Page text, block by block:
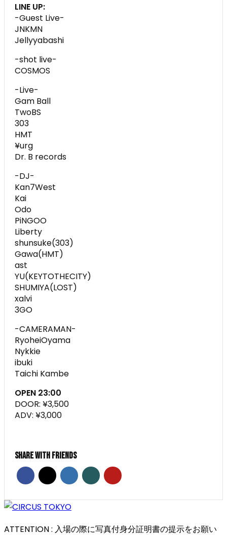
LINE UP:
-Guest Live-
JNKMN
Jellyyabashi
-shot live-
COSMOS
-Live-
Gam Ball
TwoBS
303
HMT
¥urg
Dr. B records
-DJ-
Kan7West
Kai
Odo
PiNGOO
Liberty
shunsuke(303)
Gawa(HMT)
ast
YU(KEYTOTHECITY)
SHUMIYA(LOST)
xalvi
3GO
-CAMERAMAN-
RyoheiOyama
Nykkie
ibuki
Taichi Kambe
OPEN 23:00
DOOR: ¥3,500
ADV: ¥3,000
Share With Friends
ATTENTION : 入場の際に写真付身分証明書の提示をお願い